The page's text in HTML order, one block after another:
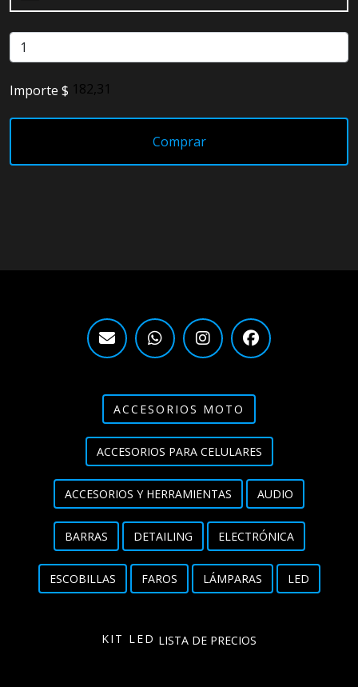
Electrónica
Lámparas
LED
Importe $
Comprar
ACCESORIOS MOTO
ACCESORIOS PARA CELULARES
ACCESORIOS Y HERRAMIENTAS AUDIO
BARRAS DETAILING ELECTRÓNICA
ESCOBILLAS FAROS LÁMPARAS LED
KIT LED LISTA DE PRECIOS